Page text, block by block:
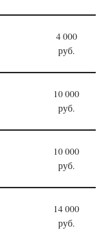
4 000
руб.
10 000
руб.
10 000
руб.
14 000
руб.